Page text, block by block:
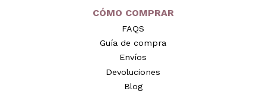
CÓMO COMPRAR
FAQS
Guía de compra
Envíos
Devoluciones
Blog